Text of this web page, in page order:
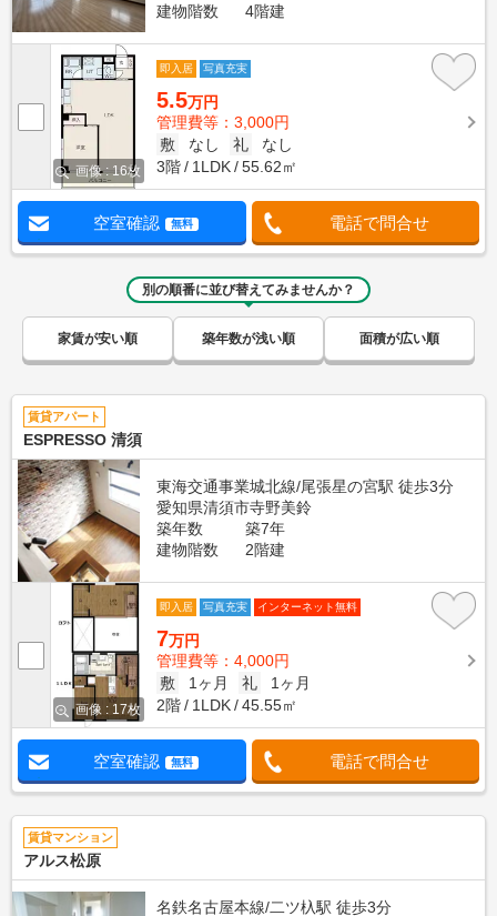
建物階数
4階建
画像 : 16枚
即入居 写真充実
5.5万円
管理費等：3,000円
敷
なし 礼
なし
3階
1LDK 55.62㎡
空室確認 無料 電話で問合せ
別の順番に並び替えてみませんか？
家賃が安い順 築年数が浅い順 面積が広い順
賃貸アパート
ESPRESSO 清須
東海交通事業城北線/尾張星の宮駅 徒歩3分
愛知県清須市寺野美鈴
築年数
築7年
建物階数
2階建
画像 : 17枚
即入居 写真充実 インターネット無料
7万円
管理費等：4,000円
敷
1ヶ月 礼
1ヶ月
2階
1LDK 45.55㎡
空室確認 無料 電話で問合せ
賃貸マンション
アルス松原
名鉄名古屋本線/二ツ杁駅 徒歩3分